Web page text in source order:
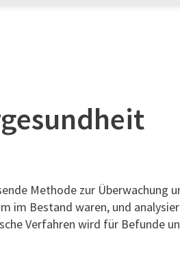
Methode zur Überwachung
Bestand waren, und
Verfahren wird für Befunde